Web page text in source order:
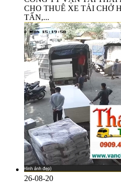
CHO THUÊ XE TẢI CHỞ
TẤN,...
26-08-20